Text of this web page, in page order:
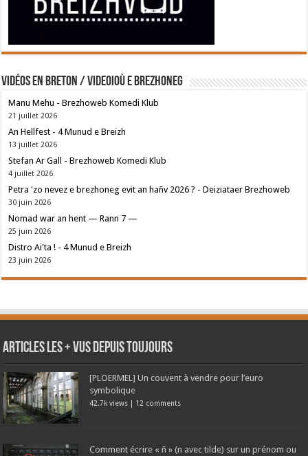
Vidéos en breton / Videoioù e brezhoneg
Manu Mehu - Brezhoweb Komedi Klub
21 juillet 2026
An Hellfest - 4 Munud e Breizh
13 juillet 2026
Stefan Ar Gall - Brezhoweb Komedi Klub
4 juillet 2026
Petra 'zo nevez e brezhoneg evit an hañv 2026 ? - Deiziataer Brezhoweb
30 juin 2026
Nomad war an hent — Rann 7 —
25 juin 2026
Distro Ai'ta ! - 4 Munud e Breizh
23 juin 2026
Articles les + vus depuis toujours
[PLOERMEL] Un couvent à vendre pour l’euro
symbolique
42.7k views | 12 comments
Comment écrire « ñ » (n avec tilde) sur un prénom ou